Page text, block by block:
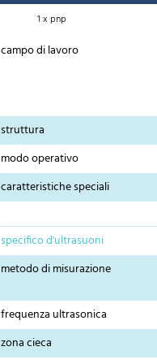
1 x pnp
campo di lavoro
struttura
modo operativo
caratteristiche speciali
specifico d'ultrasuoni
metodo di misurazione
frequenza ultrasonica
zona cieca